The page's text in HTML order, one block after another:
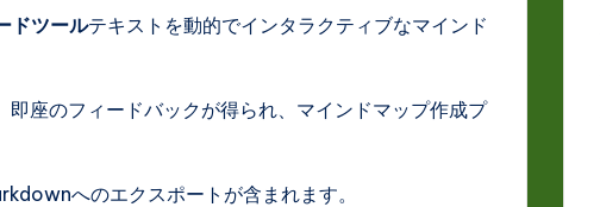
ドツールテキストを動的でインタラクティブなマインド
座のフィードバックが得られ、マインドマップ作成プ
へのエクスポートが含まれます。